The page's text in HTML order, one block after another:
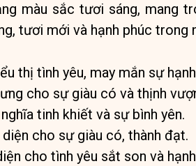
màu sắc tươi sáng, mang
tươi mới và hạnh phúc
thị tình yêu, may mắn sự
cho sự giàu có và thịnh
tinh khiết và sự bình yên.
cho sự giàu có, thành đạt.
cho tình yêu sắt son và